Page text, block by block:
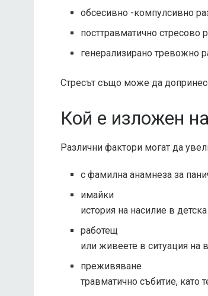
обсесивно -компулсивно
посттравматично стресово
генерализирано тревожно
Стресът също може да
Кой е изложен
Различни фактори могат да
с фамилна анамнеза за
имайки
история на насилие в
работещ
или живеете в ситуация на
преживяване
травматично събитие, като